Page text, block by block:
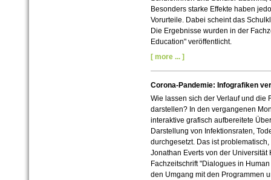
Besonders starke Effekte haben
Vorurteile. Dabei scheint das
Die Ergebnisse wurden in der
Education" veröffentlicht.
[ more ... ]
Corona-Pandemie: Infografiken
Wie lassen sich der Verlauf und die
darstellen? In den vergangenen
interaktive grafisch aufbereitete
Darstellung von Infektionsraten,
durchgesetzt. Das ist
Jonathan Everts von der
Fachzeitschrift "Dialogues in
den Umgang mit den Programmen